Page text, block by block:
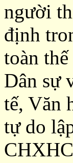
người
định
toàn
Dân sự
tế, Văn
tự do